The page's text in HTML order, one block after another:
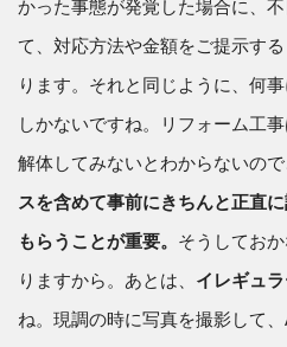
かった事態が発覚した場合に、
て、対応方法や金額をご提示す
ります。それと同じように、何
しかないですね。リフォーム工
解体してみないとわからないので
スを含めて事前にきちんと正直
もらうことが重要。 そうしてお
りますから。あとは、 イレギュ
ね。現調の時に写真を撮影して